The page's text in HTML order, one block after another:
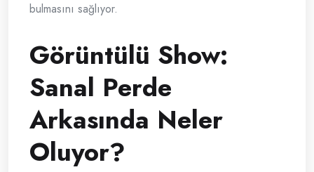
bulmasını sağlıyor.
Görüntülü Show:
Sanal Perde
Arkasında Neler
Oluyor?